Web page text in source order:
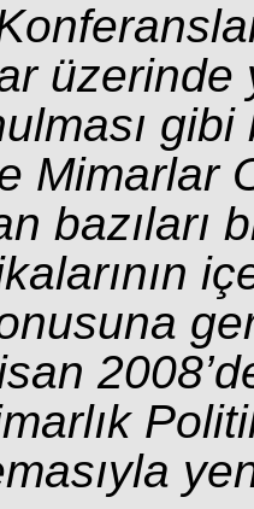
Mimarlar
bazıları